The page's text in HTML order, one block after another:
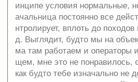
инципе условия нормальные,
ачальница постоянно все
нтролирует, вплоть до
д. Выглядит, будто мы на
ма там работаем и операторы
щем, мне это не понравилось,
как будто тебе изначально не